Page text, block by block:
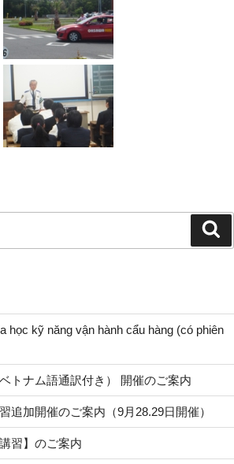
học kỹ năng vận hành cẩu hàng (có phiên
トナム語通訳付き） 開催のご案内
追加開催のご案内（9月28.29日開催）
習】のご案内